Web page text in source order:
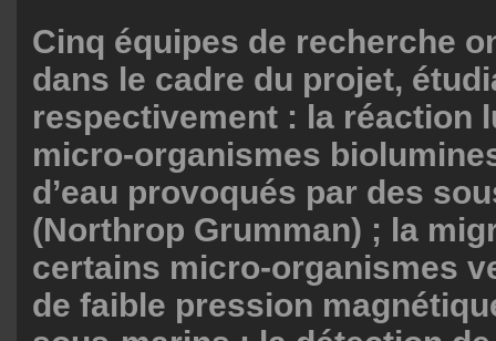
Cinq équipes de recherche
dans le cadre du projet,
respectivement : la réaction
micro-organismes
d’eau provoqués par des
(Northrop Grumman) ; la
certains micro-organismes
de faible pression